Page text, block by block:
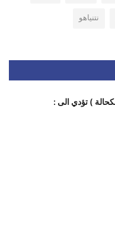
نتنياهو
) تؤدي الى :